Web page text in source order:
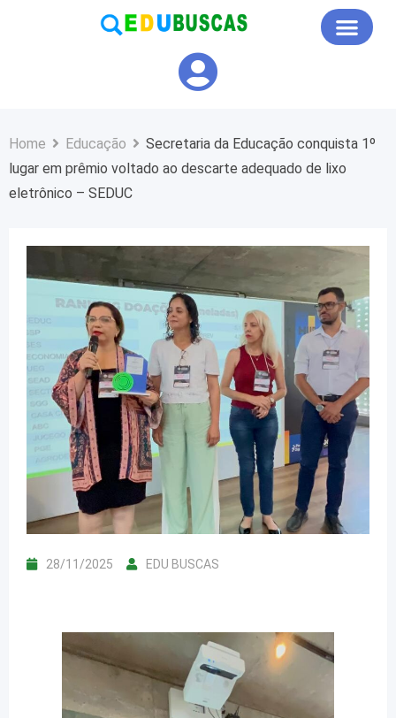
Home Educação
Secretaria da Educação conquista 1º
lugar em prêmio voltado ao descarte adequado de lixo
eletrônico – SEDUC
28/11/2025 EDU BUSCAS